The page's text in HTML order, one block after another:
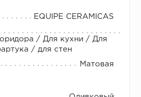
EQUIPE CERAMICAS
/ Для кухни / Для
/ для стен
Матовая